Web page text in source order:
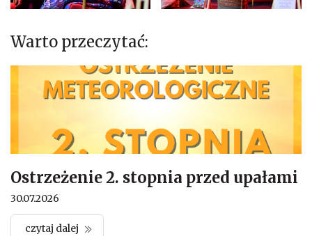
Warto przeczytać:
Ostrzeżenie 2. stopnia przed upałami
30.07.2026
czytaj dalej